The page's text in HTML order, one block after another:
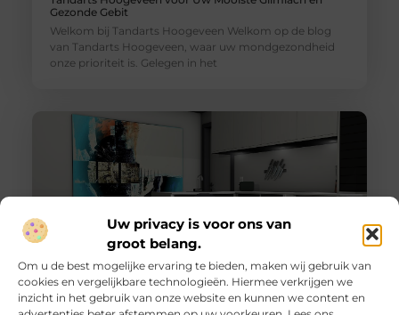
Uw privacy is voor ons van
groot belang.
Om u de best mogelijke ervaring te bieden, maken wij gebruik van
cookies en vergelijkbare technologieën. Hiermee verkrijgen we
inzicht in het gebruik van onze website en kunnen we content en
Gezonde Gebit
Welkom bij Tandarts Hoogeveen Welkom op de blog
van Tandarts Hoogeveen, waar uw mondgezondheid
onze prioriteit is. Gelegen in het
Ontdek de Essentiële Rol van Notaris Hoogeveen in